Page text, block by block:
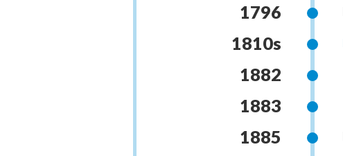
1796
1810s
1882
1883
1885